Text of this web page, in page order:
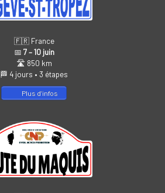
🇫🇷 France
📅 7 – 10 juin
🛣️ 850 km
🏁 4 jours • 3 étapes
Plus d’infos